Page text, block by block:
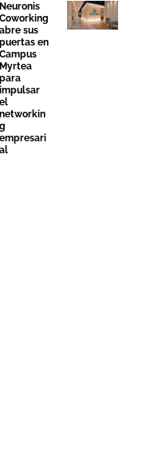
Neuronis
Coworking
abre sus
puertas en
Campus
Myrtea
para
impulsar
el
networkin
g
empresari
al